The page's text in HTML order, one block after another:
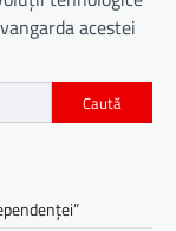
acestei
Caută